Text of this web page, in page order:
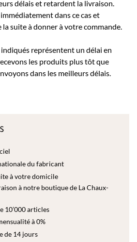
délais et retardent la livraison.
dans ce cas et
la suite à donner à votre commande.
représentent un délai en
les produits plus tôt que
dans les meilleurs délais.
du fabricant
à votre domicile
à notre boutique de La Chaux-
10’000 articles
à 0%
de 14 jours